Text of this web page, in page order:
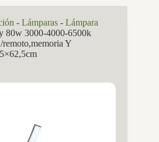
- Lámparas - Lámpara
80w 3000-4000-6500k
Y